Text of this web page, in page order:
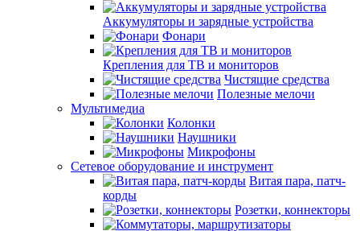
Аккумуляторы и зарядные устройства
Фонари
Крепления для ТВ и мониторов
Чистящие средства
Полезные мелочи
Мультимедиа
Колонки
Наушники
Микрофоны
Сетевое оборудование и инструмент
Витая пара, патч-
корды
Розетки, коннекторы